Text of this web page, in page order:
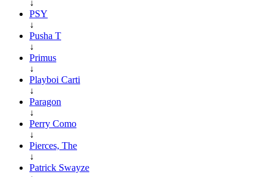
↓
PSY
↓
Pusha T
↓
Primus
↓
Playboi Carti
↓
Paragon
↓
Perry Como
↓
Pierces, The
↓
Patrick Swayze